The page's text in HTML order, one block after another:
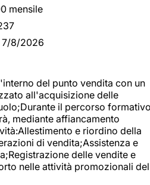
mensile
7/8/2026
del punto vendita con un
all'acquisizione delle
il percorso
mediante affiancamento
e riordino della
di vendita;Assistenza e
delle vendite e
nelle attività promozionali del